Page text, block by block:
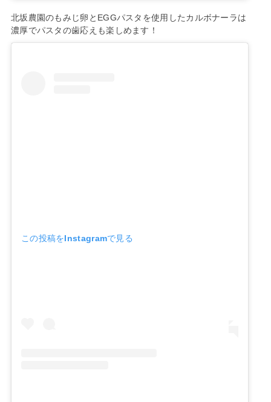
北坂農園のもみじ卵とEGGパスタを使用したカルボナーラは
濃厚でパスタの歯応えも楽しめます！
この投稿をInstagramで見る